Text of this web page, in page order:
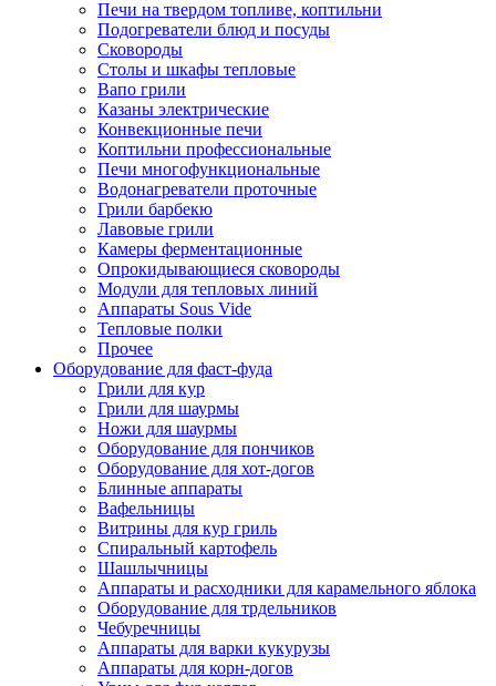
Печи на твердом топливе, коптильни
Подогреватели блюд и посуды
Сковороды
Столы и шкафы тепловые
Вапо грили
Казаны электрические
Конвекционные печи
Коптильни профессиональные
Печи многофункциональные
Водонагреватели проточные
Грили барбекю
Лавовые грили
Камеры ферментационные
Опрокидывающиеся сковороды
Модули для тепловых линий
Аппараты Sous Vide
Тепловые полки
Прочее
Оборудование для фаст-фуда
Грили для кур
Грили для шаурмы
Ножи для шаурмы
Оборудование для пончиков
Оборудование для хот-догов
Блинные аппараты
Вафельницы
Витрины для кур гриль
Спиральный картофель
Шашлычницы
Аппараты и расходники для карамельного яблока
Оборудование для трдельников
Чебуречницы
Аппараты для варки кукурузы
Аппараты для корн-догов